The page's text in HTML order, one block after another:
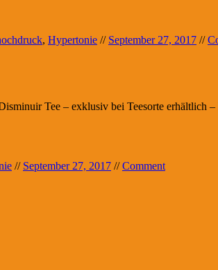
, Hypertonie // September 27, 2017 //
Tee – exklusiv bei Teesorte
// September 27, 2017 //Comment